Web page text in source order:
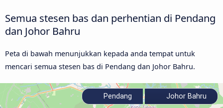
Semua stesen bas dan perhentian di Pendang
dan Johor Bahru
Peta di bawah menunjukkan kepada anda tempat untuk
mencari semua stesen bas di Pendang dan Johor Bahru.
Pendang Johor Bahru